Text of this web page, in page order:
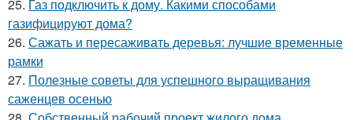
25. Газ подключить к дому. Какими способами
газифицируют дома?
26. Сажать и пересаживать деревья: лучшие временные
рамки
27. Полезные советы для успешного выращивания
саженцев осенью